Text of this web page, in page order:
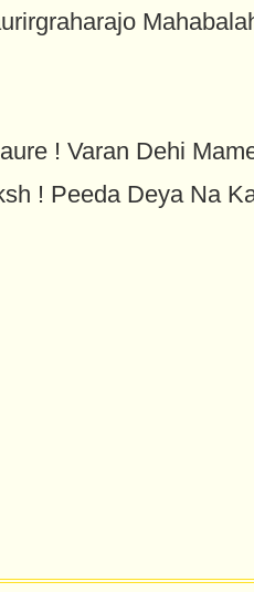
! Varan Dehi
! Peeda Deya Na